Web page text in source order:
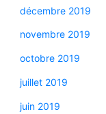
décembre 2019
novembre 2019
octobre 2019
juillet 2019
juin 2019